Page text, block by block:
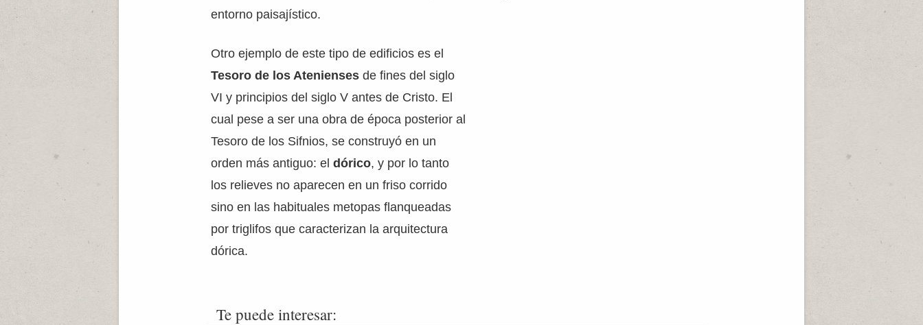
entorno paisajístico.
Otro ejemplo de este tipo de edificios es el
Tesoro de los Atenienses de fines del siglo
VI y principios del siglo V antes de Cristo. El
cual pese a ser una obra de época posterior al
Tesoro de los Sifnios, se construyó en un
orden más antiguo: eldórico, y por lo tanto
los relieves no aparecen en un friso corrido
sino en las habituales metopas flanqueadas
por triglifos que caracterizan la arquitectura
dórica.
Te puede interesar: